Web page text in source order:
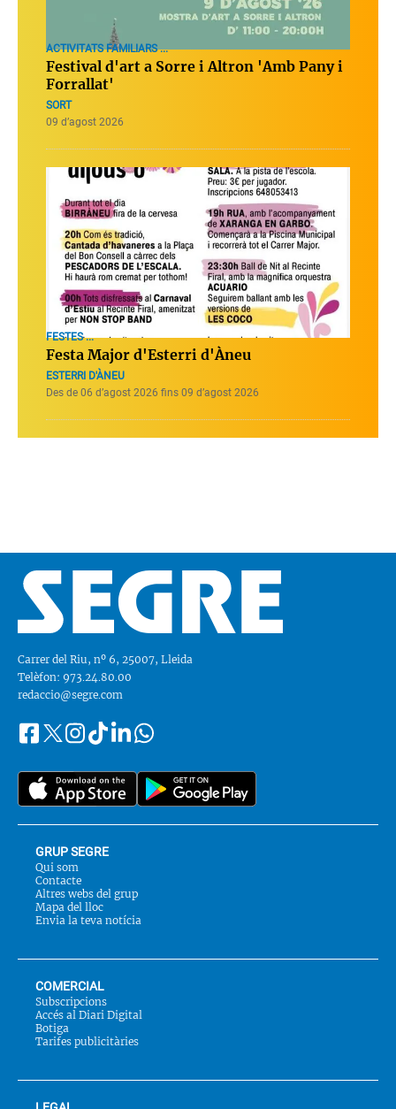
ACTIVITATS FAMILIARS ...
Festival d'art a Sorre i Altron 'Amb Pany i
Forrallat'
SORT
09 d’agost 2026
FESTES ...
Festa Major d'Esterri d'Àneu
ESTERRI D'ÀNEU
Des de 06 d’agost 2026 fins 09 d’agost 2026
Carrer del Riu, nº 6, 25007, Lleida
Telèfon: 973.24.80.00
redaccio@segre.com
Segueix-
a::
FacebookInstagram
TiktokLinkedinWhatsapp
GRUP SEGRE
Qui som
Contacte
Altres webs del grup
Mapa del lloc
Envia la teva notícia
COMERCIAL
Subscripcions
Accés al Diari Digital
Botiga
Tarifes publicitàries